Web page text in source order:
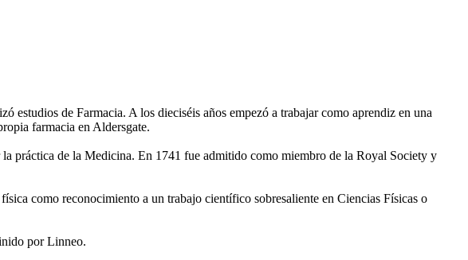
de Farmacia. A los dieciséis años empezó a trabajar como aprendiz en una
farmacia en Aldersgate.
práctica de la Medicina. En 1741 fue admitido como miembro de la Royal Society y
como reconocimiento a un trabajo científico sobresaliente en Ciencias Físicas o
por Linneo.